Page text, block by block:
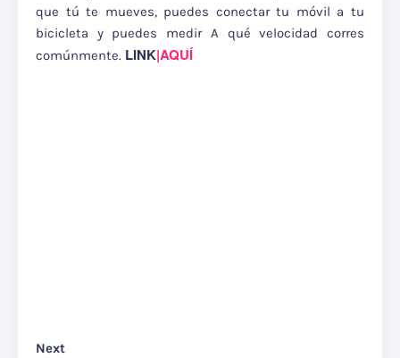
que tú te mueves, puedes conectar tu móvil a tu
bicicleta y puedes medir A qué velocidad corres
comúnmente. LINK|AQUÍ
Next